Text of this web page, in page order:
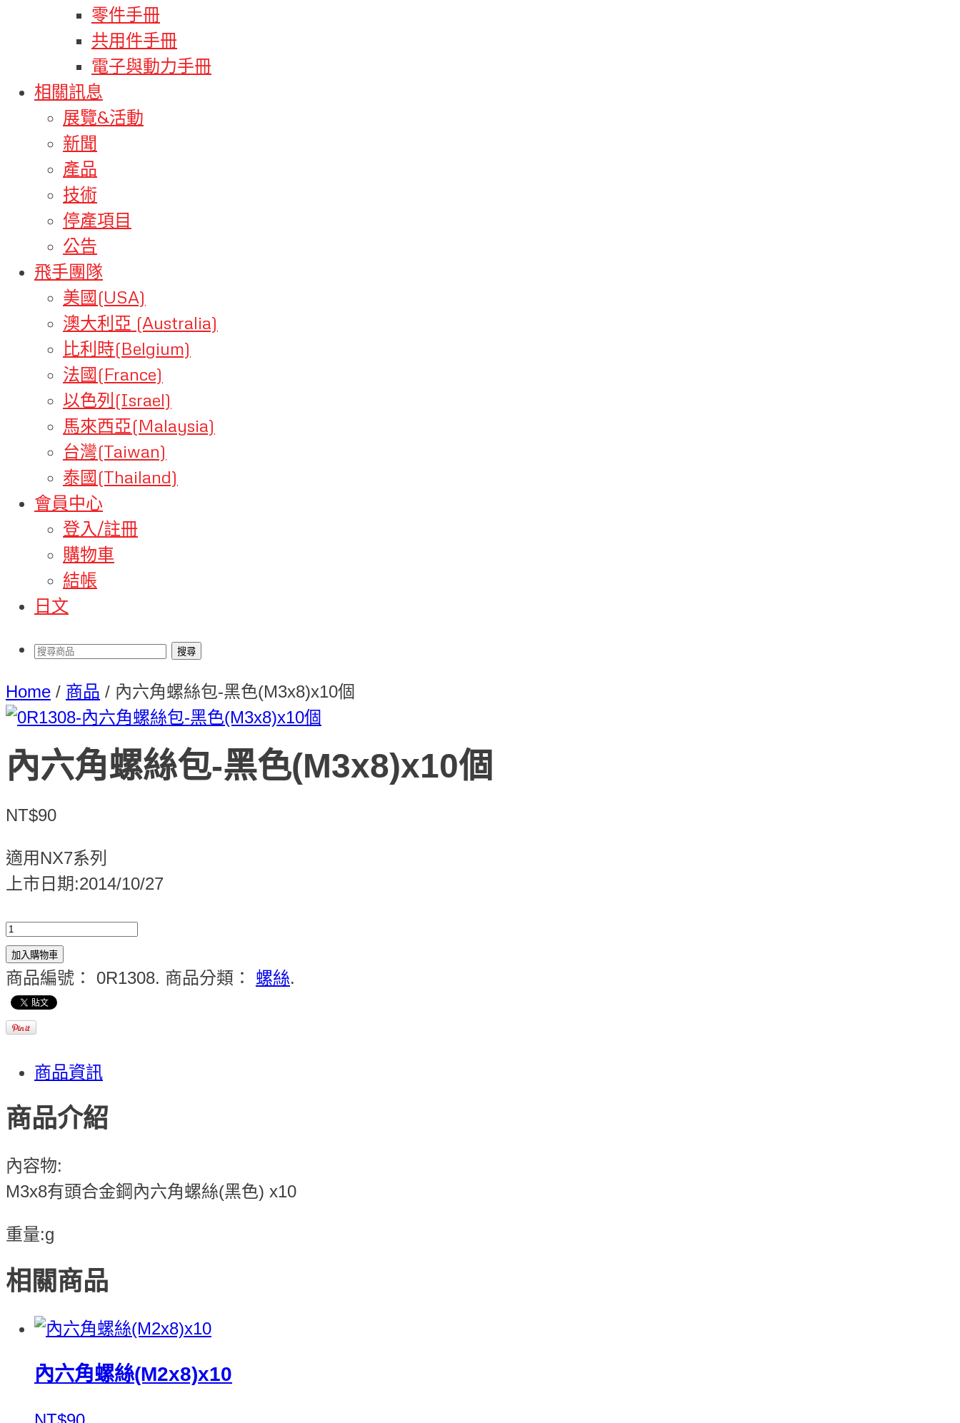
零件手冊
共用件手冊
電子與動力手冊
相關訊息
展覽&活動
新聞
產品
技術
停產項目
公告
飛手團隊
美國(USA)
澳大利亞 (Australia)
比利時(Belgium)
法國(France)
以色列(Israel)
馬來西亞(Malaysia)
台灣(Taiwan)
泰國(Thailand)
會員中心
登入/註冊
購物車
結帳
日文
Home / 商品 / 內六角螺絲包-黑色(M3x8)x10個
內六角螺絲包-黑色(M3x8)x10個
NT$90
適用NX7系列
上市日期:2014/10/27
加入購物車
商品編號： 0R1308. 商品分類： 螺絲.
商品資訊
商品介紹
內容物:
M3x8有頭合金鋼內六角螺絲(黑色) x10
重量:g
相關商品
內六角螺絲(M2x8)x10